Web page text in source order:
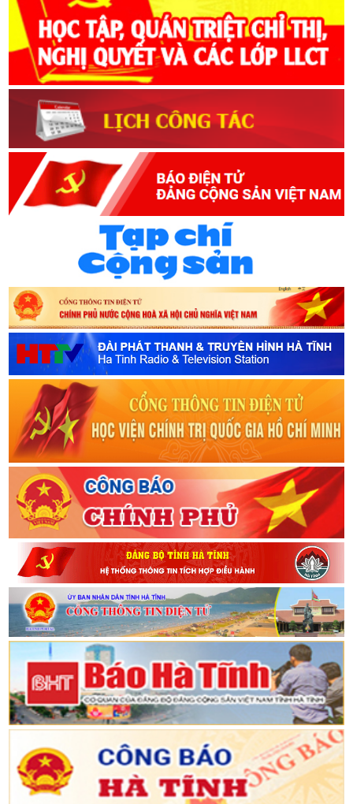
đặc biệt quan trọng trong việc hiện thực hóa tư tưởng "gần dân,
sát dân" của Bác, đồng thời thể hiện rõ tư duy đổi mới trong
quản trị xã hội của Đảng, Nhà nước.Sau gần một năm vận hành,
mô hình chính quyền địa phương hai cấp bước đầu phát huy hiệu
quả, mang lại những thay đổi rõ nét trong phương thức phục vụ
nhân dân. Chính quyền cấp xã không còn là "mắt xích thụ động"
trong guồng máy hành chính mà vươn mình thành thực thể tự
chủ: tự quyết, tự làm, tự chịu trách nhiệm, chủ động kiến tạo và
phục vụ nhân dân ngay từ gốc.Người dân giờ đây không còn phải
"chạy sở, đợi huyện". Mô hình "Một cửa, một lần, không trung
gian" đã xóa nhòa những quãng đường xa, cắt bớt những ngày
chờ đợi. Nền tảng số hóa như cánh tay nối dài, hồ sơ trực tuyến,
thanh toán không tiền mặt, làm thủ tục mọi lúc mọi nơi.Có nơi,
cán bộ đến tận nhà trả kết quả (mô hình "hai phục vụ" tại xã đảo
Minh Châu - Hà Nội) (5); mô hình "Ngày thứ Bảy hành chính lưu
động" tại Quảng Ngãi, cán bộ vào tận bản làng vùng sâu để tiếp
nhận thủ tục hành chính, hướng dẫn bà con (6). Hình ảnh người
cán bộ tận tụy đến từng nhà, từng bản chính là sự cụ thể hóa
sinh động nhất lời Bác dạy "Việc lợi cho dân, ta phải hết sức làm;
việc hại đến dân, ta phải hết sức tránh".Tại phường An Hải (Hải
Phòng), người dân có thể đến bất cứ đơn vị hành chính nào trên
địa bàn để giải quyết thủ tục (7); tại phường Hạc Thành (Thanh
Hóa), phần lớn hồ sơ được giải quyết trước hạn. Ở Nghệ An (xã
Sơn Lâm), ngày trước chuyển nhượng đất cho con phải chạy xe
20km lên huyện, nay chỉ còn chưa đầy 20 phút tại trụ sở xã
(8).Tỷ lệ hài lòng của người dân và doanh nghiệp về dịch vụ công,
thủ tục hành chính tăng lên rõ rệt. Tại Hà Nội tỷ lệ này đạt gần
99% (9), Khánh Hòa 88,24% (10), Hải Phòng 90% hồ sơ trước
hạn. Đặc biệt, tại Đặc khu Phú Quý (Lâm Đồng) có tới 99,94% hồ
sơ giải quyết đúng hạn. Tại Đà Nẵng, kết quả khảo sát ghi nhận
hoạt động Trung tâm Phục vụ hành chính công cấp xã hiệu quả,
đáp ứng đúng mục tiêu, yêu cầu (11). Thành phố Hồ Chí Minh và
một số tỉnh/thành khác đang tổ chức thăm dò dư luận đối với
hiệu quả của mô hình chính quyền địa phương hai cấp (12).Bên
cạnh những kết quả tích cực, quá trình chuyển đổi còn gặp
những khó khăn, vướng mắc nhất định. Áp lực công việc của cán
bộ, công chức cấp xã tăng lên đáng kể. Đội ngũ cán bộ, công
chức cấp xã ở nhiều nơi vừa thừa vừa thiếu. Nhiều cán bộ không
có chuyên môn sâu ở các lĩnh vực được phân công, đặc biệt
thiếu cán bộ có chuyên môn về công nghệ thông tin, chuyển đổi
số.Hạ tầng công nghệ thông tin chưa đồng bộ. Một số lĩnh vực
chưa có quy trình, thủ tục được ban hành kịp thời. Một bộ phận
cán bộ còn lúng túng, làm việc cầm chừng. Chế độ phụ cấp chưa
theo kịp, ảnh hưởng nhất định đến tâm tư và sự gắn bó lâu dài
của đội ngũ cán bộ cơ sở.Để lời Bác dạy thấm sâu hơn nữa, thời
gian tới, cần tiếp tục hoàn thiện thể chế phân cấp, phân quyền